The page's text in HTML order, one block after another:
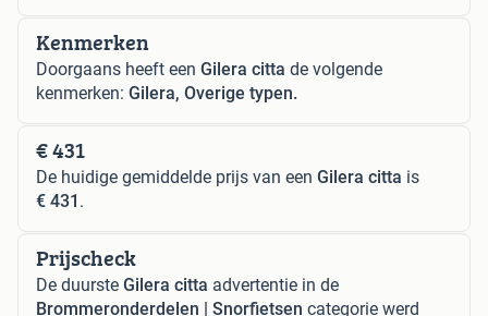
Kenmerken
Doorgaans heeft een Gilera citta de volgende
kenmerken: Gilera, Overige typen.
€ 431
De huidige gemiddelde prijs van een Gilera citta is
€ 431 .
Prijscheck
De duurste Gilera citta advertentie in de
Brommeronderdelen | Snorfietsen categorie werd